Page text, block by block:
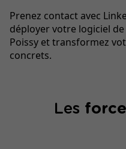
Prenez contact avec
déployer votre logiciel
Poissy et transformez
concrets.
Les